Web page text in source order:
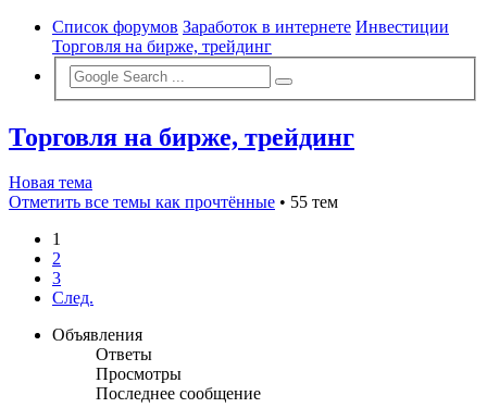
Список форумов Заработок в интернете Инвестиции
Торговля на бирже, трейдинг
Торговля на бирже, трейдинг
Новая тема
Отметить все темы как прочтённые • 55 тем
1
2
3
След.
Объявления
Ответы
Просмотры
Последнее сообщение